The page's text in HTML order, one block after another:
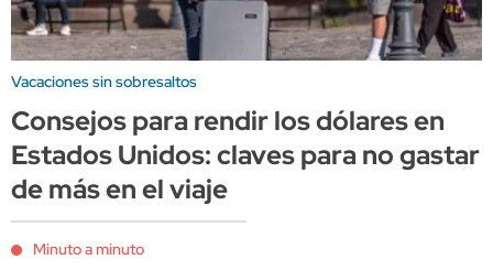
Vacaciones sin sobresaltos
Consejos para rendir los dólares en
Estados Unidos: claves para no gastar
de más en el viaje
Minuto a minuto